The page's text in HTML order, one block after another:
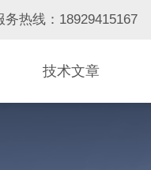
务热线：18929415167
技术文章